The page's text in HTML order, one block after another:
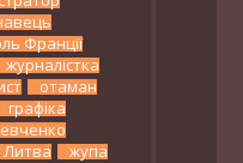
Франції
журналістка
отаман
графіка
Литва жупа